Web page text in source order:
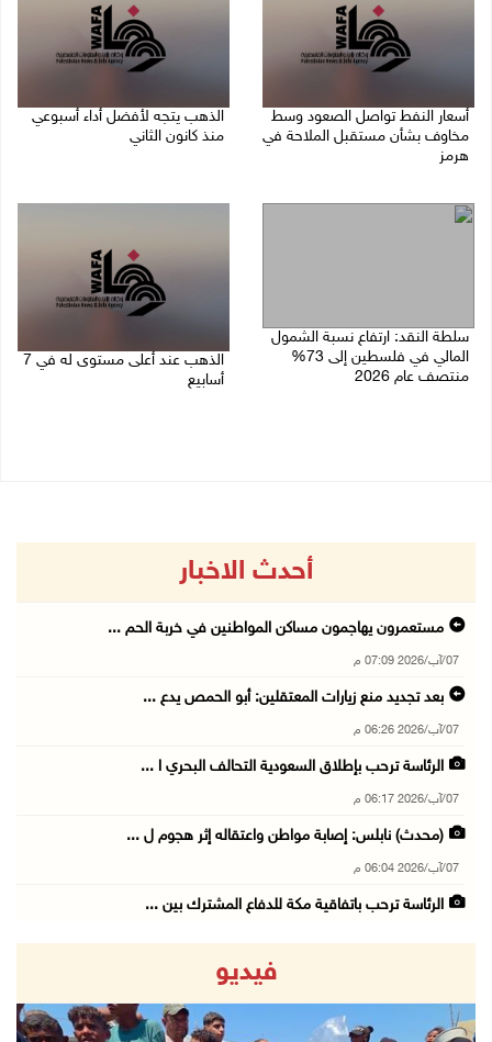
أسعار النفط تواصل الصعود وسط
مخاوف بشأن مستقبل الملاحة في
هرمز
الذهب يتجه لأفضل أداء أسبوعي
منذ كانون الثاني
سلطة النقد: ارتفاع نسبة الشمول
المالي في فلسطين إلى 73%
منتصف عام 2026
الذهب عند أعلى مستوى له في 7
أسابيع
أحدث الاخبار
مستعمرون يهاجمون مساكن المواطنين في خربة الحم ...
07/آب/2026 07:09 م
بعد تجديد منع زيارات المعتقلين: أبو الحمص يدع ...
07/آب/2026 06:26 م
الرئاسة ترحب بإطلاق السعودية التحالف البحري ا ...
07/آب/2026 06:17 م
(محدث) نابلس: إصابة مواطن واعتقاله إثر هجوم ل ...
07/آب/2026 06:04 م
الرئاسة ترحب باتفاقية مكة للدفاع المشترك بين ...
07/آب/2026 04:57 م
فيديو